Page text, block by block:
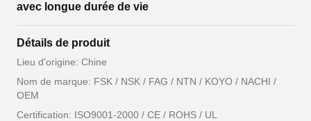
avec longue durée de vie
Détails de produit
Lieu d'origine: Chine
Nom de marque: FSK / NSK / FAG / NTN / KOYO / NACHI /
OEM
Certification: ISO9001-2000 / CE / ROHS / UL